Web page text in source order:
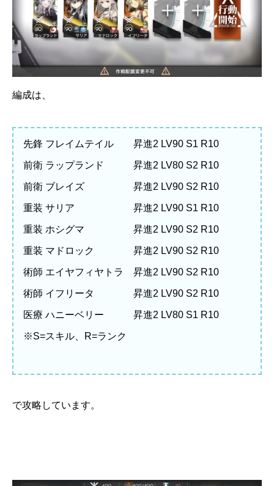
編成は、
先鋒 フレイムテイル 昇進2 LV90 S1 R10
前衛 ラップランド 昇進2 LV80 S2 R10
前衛 ブレイズ 昇進2 LV90 S2 R10
重装 サリア 昇進2 LV90 S1 R10
重装 ホシグマ 昇進2 LV90 S2 R10
重装 マドロック 昇進2 LV90 S2 R10
術師 エイヤフィヤトラ 昇進2 LV90 S2 R10
術師 イフリータ 昇進2 LV90 S2 R10
医療 ハニーベリー 昇進2 LV80 S1 R10
※S=スキル、R=ランク
で攻略しています。